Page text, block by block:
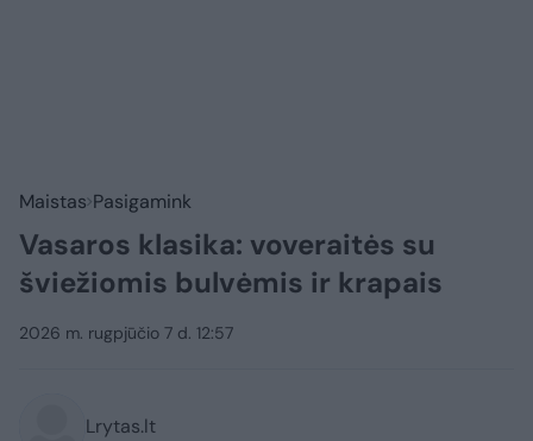
Maistas Pasigamink
Vasaros klasika: voveraitės su
šviežiomis bulvėmis ir krapais
2026 m. rugpjūčio 7 d. 12:57
Lrytas.lt